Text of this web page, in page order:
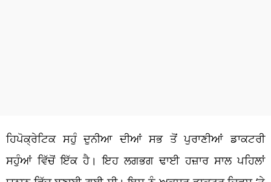
ਹਿਪੋਕ੍ਰੇਟਿਕ ਸਹੁੰ ਦੁਨੀਆ ਦੀਆਂ ਸਭ ਤੋਂ ਪੁਰਾਣੀਆਂ ਡਾਕਟਰੀ
ਸਹੁੰਆਂ ਵਿੱਚੋਂ ਇੱਕ ਹੈ। ਇਹ ਲਗਭਗ ਢਾਈ ਹਜ਼ਾਰ ਸਾਲ ਪਹਿਲਾਂ